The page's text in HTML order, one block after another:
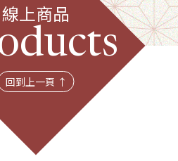
首頁
線上課程
線上商品
回到上一頁 ↑